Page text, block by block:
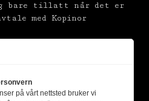
bare tillatt når det er
med Kopinor
på vårt nettsted bruker vi